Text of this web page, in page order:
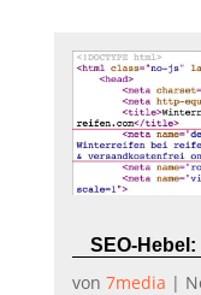
SEO-
von 7media |